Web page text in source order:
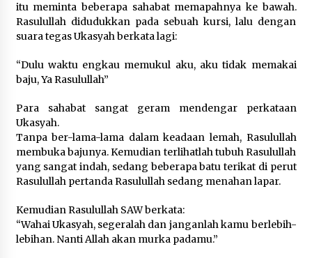
itu meminta beberapa sahabat memapahnya ke bawah.
Rasulullah didudukkan pada sebuah kursi, lalu dengan
suara tegas Ukasyah berkata lagi:
“Dulu waktu engkau memukul aku, aku tidak memakai
baju, Ya Rasulullah”
Para sahabat sangat geram mendengar perkataan
Ukasyah.
Tanpa ber-lama-lama dalam keadaan lemah, Rasulullah
membuka bajunya. Kemudian terlihatlah tubuh Rasulullah
yang sangat indah, sedang beberapa batu terikat di perut
Rasulullah pertanda Rasulullah sedang menahan lapar.
Kemudian Rasulullah SAW berkata:
“Wahai Ukasyah, segeralah dan janganlah kamu berlebih-
lebihan. Nanti Allah akan murka padamu.”